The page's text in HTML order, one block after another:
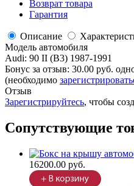
Возврат товара
Гарантия
Описание
Модель автомобиля
Audi: 90 II (B3) 1987-1991
Бонус за отзыв: 30.00 руб.
(необходимо
Отзыв
Зарегистрируйтесь, чтобы
Сопутствующие
16200.00 руб.